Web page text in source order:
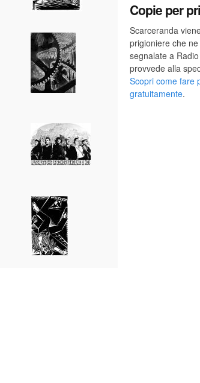
Copie per
Scarceranda
prigioniere che
segnalate a
provvede alla
Scopri come fare
gratuitamente.